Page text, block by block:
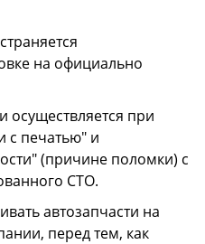
на официально
осуществляется при
с печатью" и
(причине поломки) с
СТО.
автозапчасти на
перед тем, как